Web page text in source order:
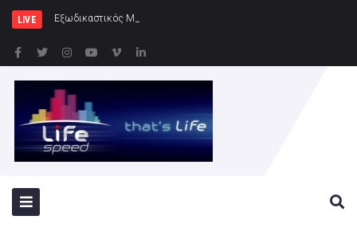
LIVE Εξωδικαστικός Μηχανισμός: Άνω των 20 δι